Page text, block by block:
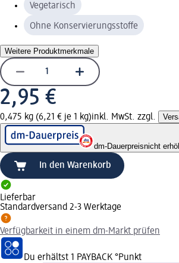
Vegetarisch
Ohne Konservierungsstoffe
Weitere Produktmerkmale
2,95 €
0,475 kg (6,21 € je 1 kg)inkl. MwSt. zzgl.
dm-Dauerpreisnicht
In den Warenkorb
Lieferbar
Standardversand 2-3 Werktage
Verfügbarkeit in einem dm-Markt prüfen
Du erhältst 1 PAYBACK °Punkt